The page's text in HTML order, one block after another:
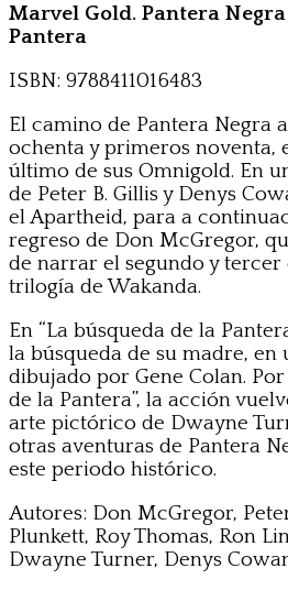
Marvel Gold. Pantera
Pantera
ISBN: 9788411016483
El camino de Pantera Negra
ochenta y primeros noventa,
último de sus Omnigold. En
de Peter B. Gillis y Denys
el Apartheid, para a
regreso de Don McGregor,
de narrar el segundo y tercer
trilogía de Wakanda.
En “La búsqueda de la
la búsqueda de su madre,
dibujado por Gene Colan.
de la Pantera”, la acción
arte pictórico de Dwayne
otras aventuras de Pantera
este periodo histórico.
Autores: Don McGregor,
Plunkett, Roy Thomas, Ron
Dwayne Turner, Denys